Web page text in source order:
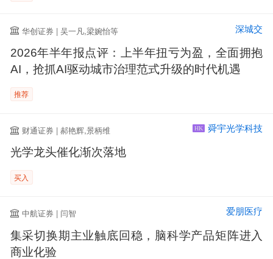
华创证券 | 吴一凡,梁婉怡等 深城交
2026年半年报点评：上半年扭亏为盈，全面拥抱
AI，抢抓AI驱动城市治理范式升级的时代机遇
推荐
财通证券 | 郝艳辉,景柄维 HK 舜宇光学科技
光学龙头催化渐次落地
买入
中航证券 | 闫智 爱朋医疗
集采切换期主业触底回稳，脑科学产品矩阵进入
商业化验